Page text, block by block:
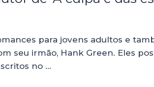
para jovens adultos e
seu irmão, Hank Green. Eles
no …